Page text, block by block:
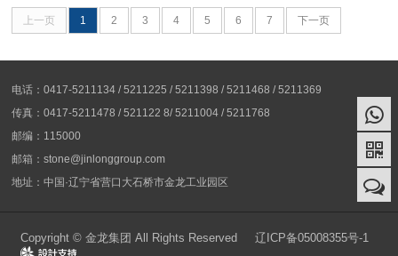
上一页 1 2 3 4 5 6 7 下一页
电话：0417-5211134 / 5211225 / 5211398 / 5211468 / 5211369
传真：0417-5211478 / 521122 8/ 5211004 / 5211768
邮编：115000
邮箱：stone@jinlonggroup.com
地址：中国·辽宁省营口大石桥市金龙工业园区
Copyright © 金龙集团 All Rights Reserved
辽ICP备05008355号-1
Design